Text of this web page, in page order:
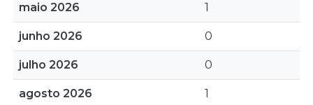
maio 2026 1
junho 2026 0
julho 2026 0
agosto 2026 1